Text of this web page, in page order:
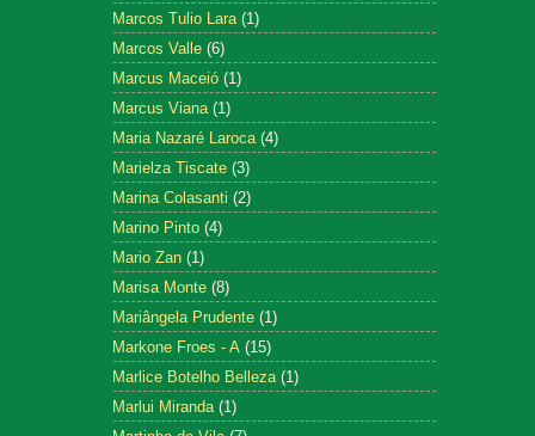
Marcos Tulio Lara (1)
Marcos Valle (6)
Marcus Maceió (1)
Marcus Viana (1)
Maria Nazaré Laroca (4)
Marielza Tiscate (3)
Marina Colasanti (2)
Marino Pinto (4)
Mario Zan (1)
Marisa Monte (8)
Mariângela Prudente (1)
Markone Froes - A (15)
Marlice Botelho Belleza (1)
Marlui Miranda (1)